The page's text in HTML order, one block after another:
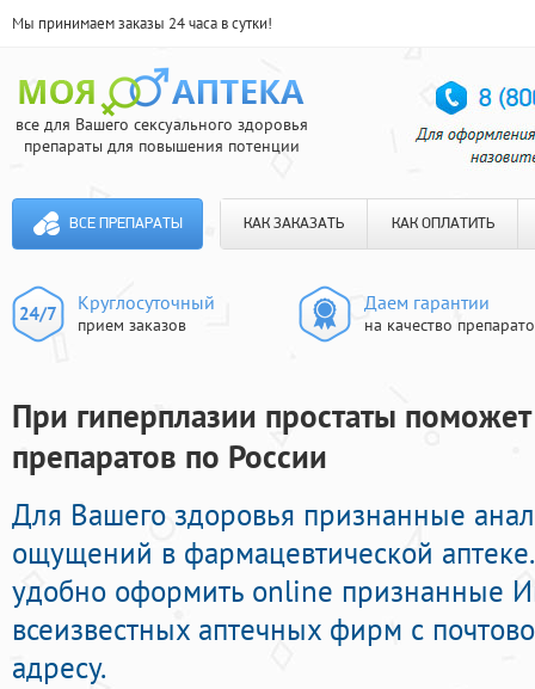
Мы принимаем заказы 24 часа в сутки!
все для Вашего сексуального здоровья
препараты для повышения потенции
ВСЕ ПРЕПАРАТЫ КАК ЗАКАЗАТЬ КАК ОПЛАТИТЬ
Круглосуточный
прием заказов
Даем гарантии
на качество
При гиперплазии простаты
препаратов по России
Для Вашего здоровья признанные
ощущений в фармацевтической
удобно оформить online признанные
всеизвестных аптечных фирм с
адресу.